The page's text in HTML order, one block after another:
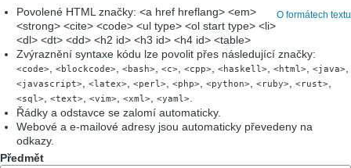
O formátech textu
Povolené HTML značky: <a href hreflang> <em>
<strong> <cite> <code> <ul type> <ol start type> <li>
<dl> <dt> <dd> <h2 id> <h3 id> <h4 id> <table>
Zvýraznění syntaxe kódu lze povolit přes následující značky:
<code> <blockcode> <bash> <c> <cpp> <haskell> <html> <java>
<javascript> <latex> <perl> <php> <python> <ruby> <rust>
<sql> <text> <vim> <xml> <yaml>
Řádky a odstavce se zalomí automaticky.
Webové a e-mailové adresy jsou automaticky převedeny na
odkazy.
Předmět